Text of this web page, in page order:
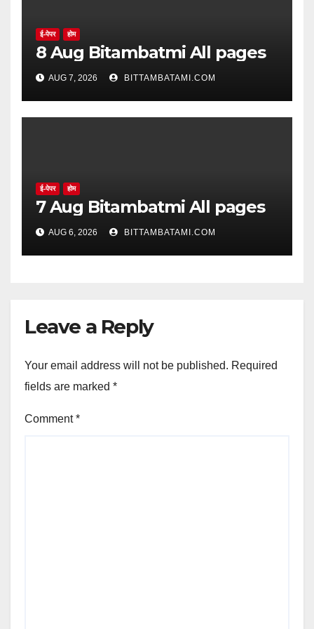
ई-पेपर होम
8 Aug Bitambatmi All pages
AUG 7, 2026 BITTAMBATAMI.COM
ई-पेपर होम
7 Aug Bitambatmi All pages
AUG 6, 2026 BITTAMBATAMI.COM
Leave a Reply
Your email address will not be published. Required
fields are marked *
Comment*